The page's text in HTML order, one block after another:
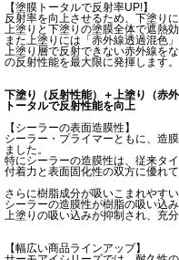
【塗膜トータルで反射率UP!】
反射率を向上させるため、下塗り
上塗りと下塗りの塗膜全体で遮熱効
また上塗りには「赤外線透過混色」
上塗り層で反射できない赤外線を
の反射性能を最大限に発揮します。
下塗り（反射性能）＋上塗り（赤
トータルで反射性能を向上
【シーラーの表面造膜性】
シーラー・プライマーともに、造
ました。
特にシーラーの造膜性は、従来タ
付着力と表面固化性の双方に優れ
さらに樹脂成分が吸いこまれやす
シーラーの造膜性が樹脂の吸い込み
上塗りの吸い込みが抑制され、充
【幅広い商品ラインアップ】